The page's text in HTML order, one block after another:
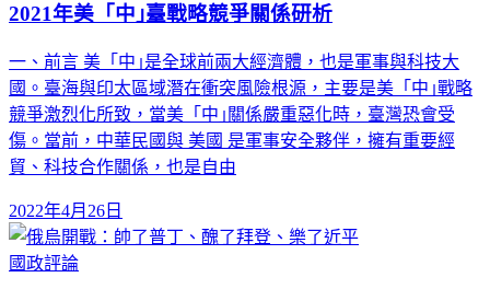
2021年美「中｣臺戰略競爭關係研析
一、前言 美「中｣是全球前兩大經濟體，也是軍事與科技大
國。臺海與印太區域潛在衝突風險根源，主要是美「中｣戰略
競爭激烈化所致，當美「中｣關係嚴重惡化時，臺灣恐會受
傷。當前，中華民國與 美國 是軍事安全夥伴，擁有重要經
貿、科技合作關係，也是自由
2022年4月26日
國政評論